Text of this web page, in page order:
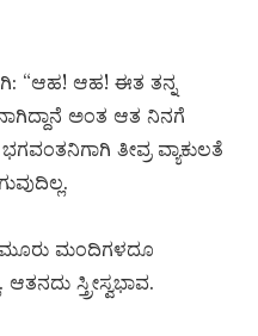
“ಆಹ! ಆಹ! ಈತ ತನ್ನ
ಅಂತ ಆತ ನಿನಗೆ
ತೀವ್ರ ವ್ಯಾಕುಲತೆ
ಮೂರು ಮಂದಿಗಳದೂ
ಸ್ತ್ರೀಸ್ವಭಾವ.